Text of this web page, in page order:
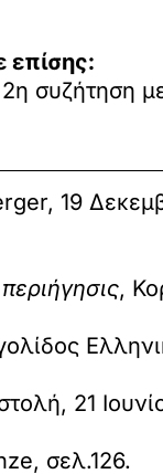
επίσης:
συζήτηση
19
,
21
σελ.126.